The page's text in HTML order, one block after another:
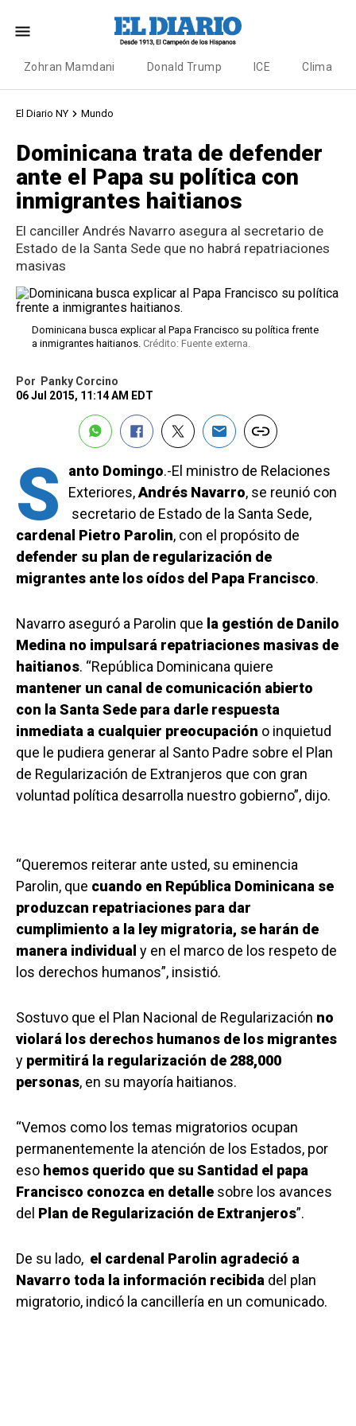
Zohran Mamdani Donald Trump ICE Clima
El Diario NY Mundo
Dominicana trata de defender
ante el Papa su política con
inmigrantes haitianos
El canciller Andrés Navarro asegura al secretario de
Estado de la Santa Sede que no habrá repatriaciones
masivas
Dominicana busca explicar al Papa Francisco su política frente
a inmigrantes haitianos. Crédito: Fuente externa.
Por
Panky Corcino
06 Jul 2015, 11:14 AM EDT
S anto Domingo.-El ministro de Relaciones
Exteriores,Andrés Navarro, se reunió con
secretario de Estado de la Santa Sede,
cardenal Pietro Parolin, con el propósito de
defender su plan de regularización de
migrantes ante los oídos del Papa Francisco.
Navarro aseguró a Parolin que la gestión de Danilo
Medina no impulsará repatriaciones masivas de
haitianos. “República Dominicana quiere
mantener un canal de comunicación abierto
con la Santa Sede para darle respuesta
inmediata a cualquier preocupación o inquietud
que le pudiera generar al Santo Padre sobre el Plan
de Regularización de Extranjeros que con gran
voluntad política desarrolla nuestro gobierno”, dijo.
“Queremos reiterar ante usted, su eminencia
Parolin, que cuando en República Dominicana se
produzcan repatriaciones para dar
cumplimiento a la ley migratoria, se harán de
manera individual y en el marco de los respeto de
los derechos humanos”, insistió.
Sostuvo que el Plan Nacional de Regularización no
violará los derechos humanos de los migrantes
y permitirá la regularización de 288,000
personas, en su mayoría haitianos.
“Vemos como los temas migratorios ocupan
permanentemente la atención de los Estados, por
eso hemos querido que su Santidad el papa
Francisco conozca en detalle sobre los avances
del Plan de Regularización de Extranjeros”.
De su lado, el cardenal Parolin agradeció a
Navarro toda la información recibida del plan
migratorio, indicó la cancillería en un comunicado.